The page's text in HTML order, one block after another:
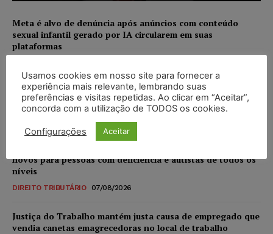
Meta é alvo de denúncia após anúncios com conteúdo
sexual infantil gerado por IA circularem em suas
plataformas
Advogado preso por suspeita de matar o filho tem
inscrição suspensa pela OAB-TO
novos para pessoas com deficiência e autistas de todos os
níveis
DIREITO TRIBUTÁRIO 07/08/2026
Justiça do Trabalho mantém justa causa de empregado que
vendia canetas emagrecedoras no local de trabalho
Usamos cookies em nosso site para fornecer a
experiência mais relevante, lembrando suas
preferências e visitas repetidas. Ao clicar em “Aceitar”,
concorda com a utilização de TODOS os cookies.
Configurações Aceitar